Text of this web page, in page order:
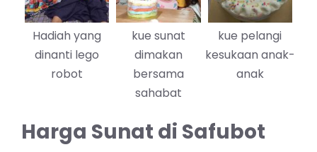
Hadiah yang
dinanti lego
robot
kue sunat
dimakan
bersama
sahabat
kue pelangi
kesukaan anak-
anak
Harga Sunat di Safubot